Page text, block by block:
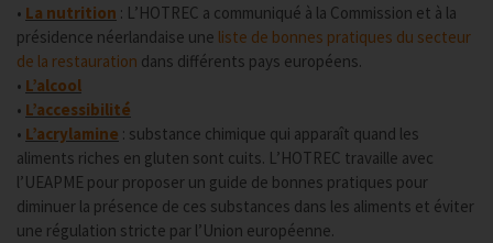
• La nutrition : L’HOTREC a communiqué à la Commission et à la
présidence néerlandaise une liste de bonnes pratiques du secteur
de la restauration dans différents pays européens.
• L’alcool
• L’accessibilité
• L’acrylamine : substance chimique qui apparaît quand les
aliments riches en gluten sont cuits. L’HOTREC travaille avec
l’UEAPME pour proposer un guide de bonnes pratiques pour
diminuer la présence de ces substances dans les aliments et éviter
une régulation stricte par l’Union européenne.